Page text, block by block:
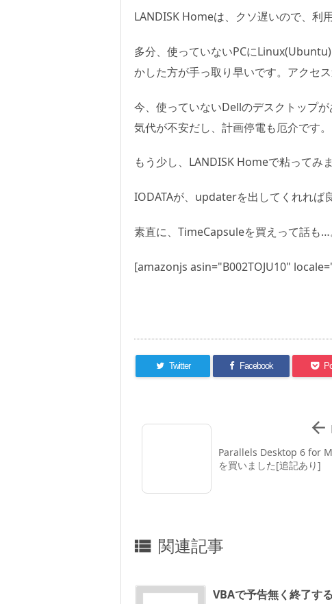
LANDISK Homeは、クソ遅いので、利
多分、使っていないPCに
かした方が手っ取り早いです。アクセス
今、使っていないDellのデスクトップ
気代が不安だし、計画停電も厄介です。
もう少し、LANDISK Homeで粘ってみま
IODATAが、updaterを出してくれれば
素直に、TimeCapsuleを買えって話も…
[amazonjs asin="B002TOJU10"
Twitter Facebook
Parallels Desktop 6 for
を買いました[追記あり]

 関連記事
VBAで予告無く終了す